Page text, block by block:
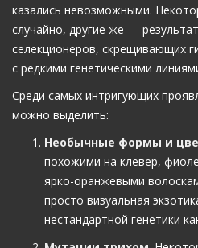
казались невозможными.
случайно, другие же —
селекционеров, скрещивающих
с редкими генетическими
Среди самых интригующих
можно выделить:
Необычные формы и
похожими на клевер,
ярко-оранжевыми
просто визуальная
нестандартной генетики